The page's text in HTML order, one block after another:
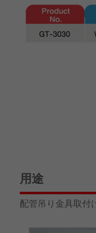
用途
配管吊り金具取付